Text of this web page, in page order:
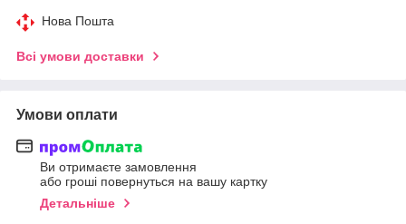
Нова Пошта
Всі умови доставки
Умови оплати
Ви отримаєте замовлення
або гроші повернуться на вашу картку
Детальніше